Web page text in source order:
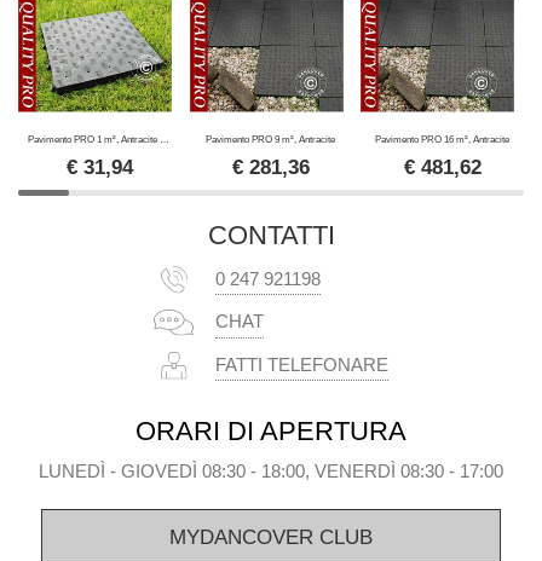
€ 31,94
Pavimento PRO 9 m², Antracite
€ 281,36
Pavimento PRO 16 m², Antracite
€ 481,62
CONTATTI
0 247 921198
CHAT
FATTI TELEFONARE
ORARI DI APERTURA
LUNEDÌ - GIOVEDÌ 08:30 - 18:00, VENERDÌ 08:30 - 17:00
MYDANCOVER CLUB